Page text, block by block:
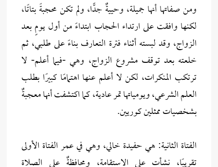
ومن صفاتها أنها جميلة، وحييةٌ جدًّا، ولم تكن محجبةً بتاتًا،
لكنها وافقت على ارتداء الحجاب ابتداءً من أول يومٍ بعد
الزواج، وقد لبسته أثناء فترة التعارف بناءً على طلبي، ثم
خلعته بعد توقف مشروع الزواج، وهي -فيما أعلم- لا
ترتكب المنكرات، لكن لا أعلم عنها اهتمامًا كبيرًا بطلب
العلم الشرعي، ويومياتها تمر عادية، كما اكتشفت أنها معجبةٌ
بشخصيات ممثلين كوريين.
الفتاة الثانية: هي حفيدة خالي، وهي في عمر الفتاة الأولى